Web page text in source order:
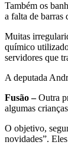
Também os
a falta de barras
Muitas
químico
servidores que
A deputada
Fusão –Outra
algumas
O objetivo,
novidades”.